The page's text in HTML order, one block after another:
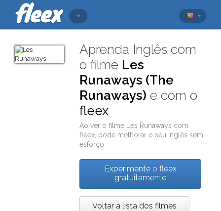
Aprenda Inglês com
o filme Les
Runaways (The
Runaways) e com o
fleex
Ao ver o filme Les Runaways com
fleex , pode melhorar o seu inglês sem
esforço
Experimente o fleex
gratuitamente
Voltar à lista dos filmes